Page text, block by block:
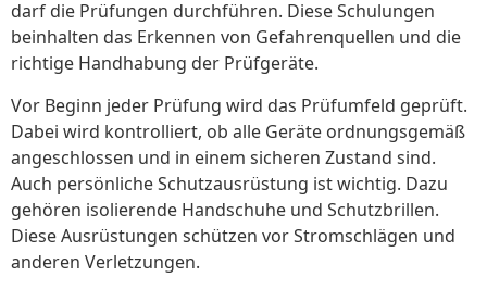
darf die Prüfungen durchführen. Diese Schulungen
beinhalten das Erkennen von Gefahrenquellen und die
richtige Handhabung der Prüfgeräte.
Vor Beginn jeder Prüfung wird das Prüfumfeld geprüft.
Dabei wird kontrolliert, ob alle Geräte ordnungsgemäß
angeschlossen und in einem sicheren Zustand sind.
Auch persönliche Schutzausrüstung ist wichtig. Dazu
gehören isolierende Handschuhe und Schutzbrillen.
Diese Ausrüstungen schützen vor Stromschlägen und
anderen Verletzungen.